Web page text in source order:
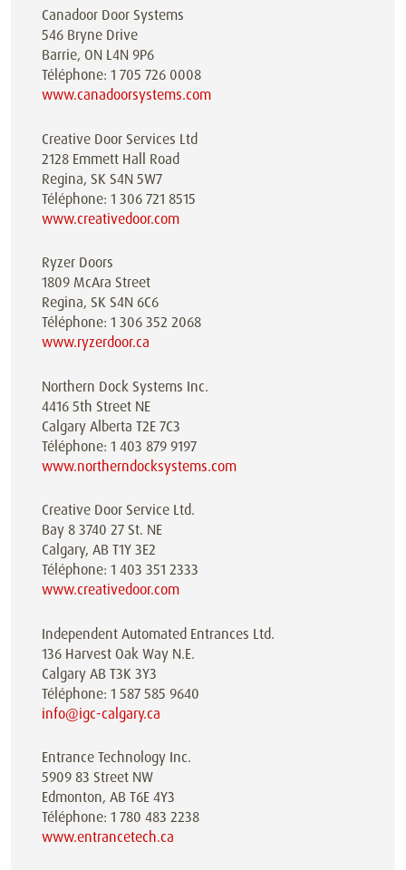
Canadoor Door Systems
546 Bryne Drive
Barrie, ON L4N 9P6
Téléphone: 1 705 726 0008
www.canadoorsystems.com
Creative Door Services Ltd
2128 Emmett Hall Road
Regina, SK S4N 5W7
Téléphone: 1 306 721 8515
www.creativedoor.com
Ryzer Doors
1809 McAra Street
Regina, SK S4N 6C6
Téléphone: 1 306 352 2068
www.ryzerdoor.ca
Northern Dock Systems Inc.
4416 5th Street NE
Calgary Alberta T2E 7C3
Téléphone: 1 403 879 9197
www.northerndocksystems.com
Creative Door Service Ltd.
Bay 8 3740 27 St. NE
Calgary, AB T1Y 3E2
Téléphone: 1 403 351 2333
www.creativedoor.com
Independent Automated Entrances Ltd.
136 Harvest Oak Way N.E.
Calgary AB T3K 3Y3
Téléphone: 1 587 585 9640
info@igc-calgary.ca
Entrance Technology Inc.
5909 83 Street NW
Edmonton, AB T6E 4Y3
Téléphone: 1 780 483 2238
www.entrancetech.ca